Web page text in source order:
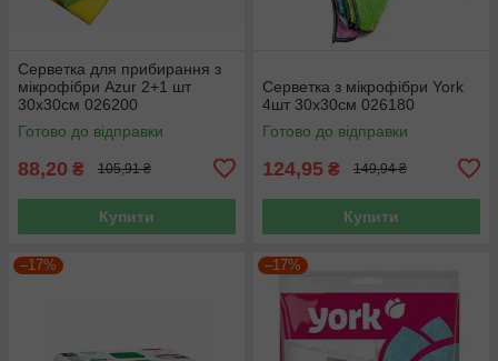
Серветка для прибирання з
мікрофібри Azur 2+1 шт
30х30см 026200
Готово до відправки
88,20 ₴ 105,91 ₴
Купити
Серветка з мікрофібри York
4шт 30х30см 026180
Готово до відправки
124,95 ₴ 149,94 ₴
Купити
–17% –17%